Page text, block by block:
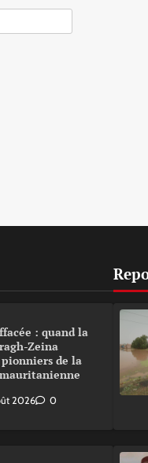
: quand la
Zeina
de la
2026 0